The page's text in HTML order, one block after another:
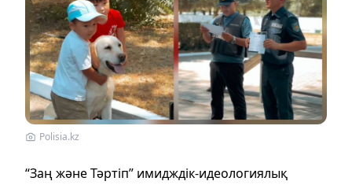
Polisia.kz
“Заң және Тәртіп” имидждік-идеологиялық